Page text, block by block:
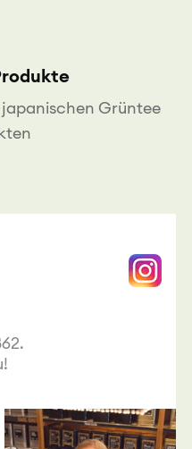
japanischen Grüntee